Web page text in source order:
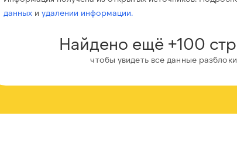
данных иудалении информации.
Найдено ещё +100
чтобы увидеть все данные